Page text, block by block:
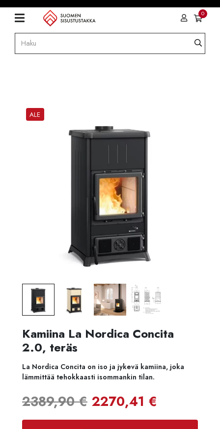
0
ALE
Kamiina La Nordica Concita
2.0, teräs
La Nordica Concita on iso ja jykevä kamiina, joka
lämmittää tehokkaasti isommankin tilan.
2389,90€ Alkuperäinen
hinta
2270,41 €
hinta